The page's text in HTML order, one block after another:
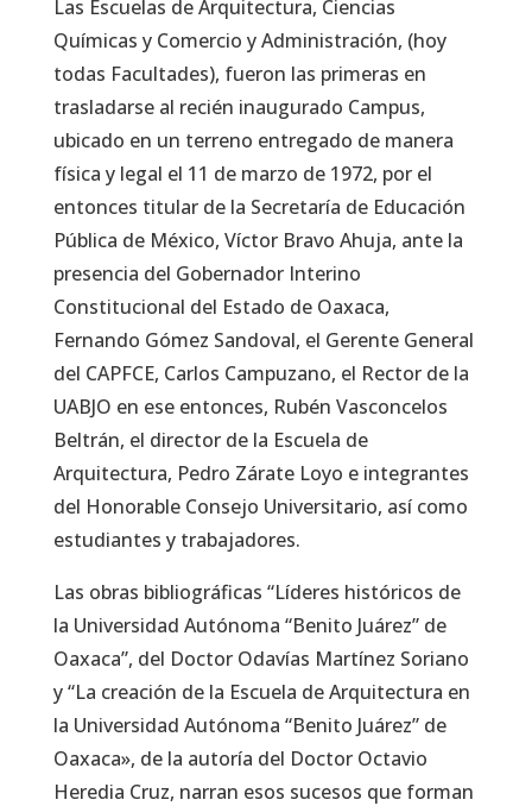
Las Escuelas de Arquitectura, Ciencias
Químicas y Comercio y Administración, (hoy
todas Facultades), fueron las primeras en
trasladarse al recién inaugurado Campus,
ubicado en un terreno entregado de manera
física y legal el 11 de marzo de 1972, por el
entonces titular de la Secretaría de Educación
Pública de México, Víctor Bravo Ahuja, ante la
presencia del Gobernador Interino
Constitucional del Estado de Oaxaca,
Fernando Gómez Sandoval, el Gerente General
del CAPFCE, Carlos Campuzano, el Rector de la
UABJO en ese entonces, Rubén Vasconcelos
Beltrán, el director de la Escuela de
Arquitectura, Pedro Zárate Loyo e integrantes
del Honorable Consejo Universitario, así como
estudiantes y trabajadores.
Las obras bibliográficas “Líderes históricos de
la Universidad Autónoma “Benito Juárez” de
Oaxaca”, del Doctor Odavías Martínez Soriano
y “La creación de la Escuela de Arquitectura en
la Universidad Autónoma “Benito Juárez” de
Oaxaca», de la autoría del Doctor Octavio
Heredia Cruz, narran esos sucesos que forman